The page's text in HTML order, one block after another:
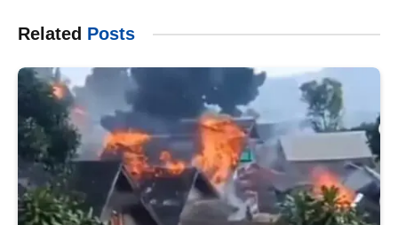
Related Posts